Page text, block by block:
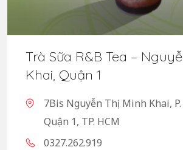
Trà Sữa R&B Tea –
Khai, Quận 1
7Bis Nguyễn Thị Minh Khai,
Quận 1, TP. HCM
0327.262.919